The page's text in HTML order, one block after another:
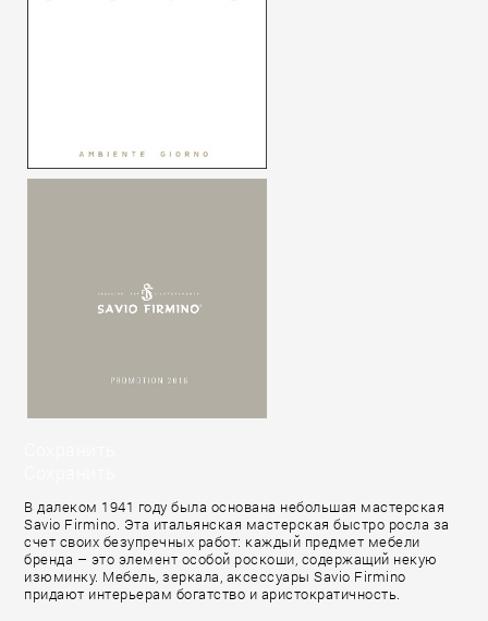
В далеком 1941 году была основана небольшая мастерская
Savio Firmino. Эта итальянская мастерская быстро росла за
счет своих безупречных работ: каждый предмет мебели
бренда – это элемент особой роскоши, содержащий некую
изюминку. Мебель, зеркала, аксессуары Savio Firmino
придают интерьерам богатство и аристократичность.